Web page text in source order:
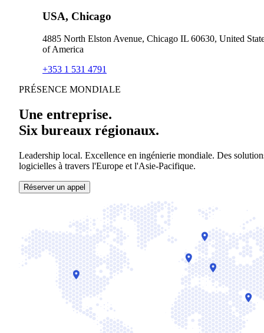
USA, Chicago
4885 North Elston Avenue, Chicago IL 60630, United
of America
+353 1 531 4791
PRÉSENCE MONDIALE
Une entreprise.
Six bureaux régionaux.
Leadership local. Excellence en ingénierie mondiale. Des
logicielles à travers l'Europe et l'Asie-Pacifique.
Réserver un appel